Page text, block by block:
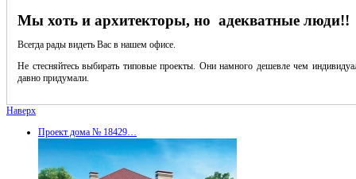
Мы хоть и архитекторы, но адекватные люди!!
Всегда рады видеть Вас в нашем офисе.
Не стесняйтесь выбирать типовые проекты. Они намного дешевле чем
давно придумали.
Наверх
Проект дома № 18429…